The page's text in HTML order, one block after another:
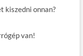
kiszedni onnan?
van!